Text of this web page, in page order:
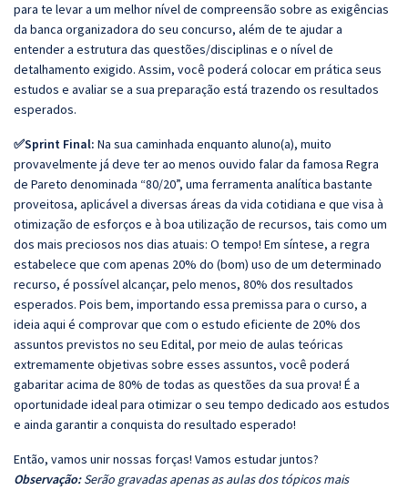
para te levar a um melhor nível de compreensão sobre as exigências
da banca organizadora do seu concurso, além de te ajudar a
entender a estrutura das questões/disciplinas e o nível de
detalhamento exigido. Assim, você poderá colocar em prática seus
estudos e avaliar se a sua preparação está trazendo os resultados
esperados.
✅Sprint Final: Na sua caminhada enquanto aluno(a), muito
provavelmente já deve ter ao menos ouvido falar da famosa Regra
de Pareto denominada “80/20”, uma ferramenta analítica bastante
proveitosa, aplicável a diversas áreas da vida cotidiana e que visa à
otimização de esforços e à boa utilização de recursos, tais como um
dos mais preciosos nos dias atuais: O tempo! Em síntese, a regra
estabelece que com apenas 20% do (bom) uso de um determinado
recurso, é possível alcançar, pelo menos, 80% dos resultados
esperados. Pois bem, importando essa premissa para o curso, a
ideia aqui é comprovar que com o estudo eficiente de 20% dos
assuntos previstos no seu Edital, por meio de aulas teóricas
extremamente objetivas sobre esses assuntos, você poderá
gabaritar acima de 80% de todas as questões da sua prova! É a
oportunidade ideal para otimizar o seu tempo dedicado aos estudos
e ainda garantir a conquista do resultado esperado!
Então, vamos unir nossas forças! Vamos estudar juntos?
Observação:Serão gravadas apenas as aulas dos tópicos mais